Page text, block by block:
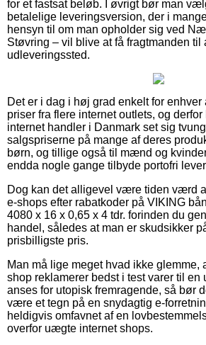
for et fastsat beløb. I øvrigt bør man
betalelige leveringsversion, der i
hensyn til om man opholder sig ved
Støvring – vil blive at få fragtmanden til
udleveringssted.
Det er i dag i høj grad enkelt for enhver
priser fra flere internet outlets, og derfor
internet handler i Danmark set sig
salgspriserne på mange af deres
børn, og tillige også til mænd og
endda nogle gange tilbyde portofri
Dog kan det alligevel være tiden værd
e-shops efter rabatkoder på VIKING
4080 x 16 x 0,65 x 4 tdr. forinden du
handel, således at man er skudsikker
prisbilligste pris.
Man må lige meget hvad ikke glemme,
shop reklamerer bedst i test varer til en
anses for utopisk fremragende, så bør
være et tegn på en snydagtig e-
heldigvis omfavnet af en
overfor uægte internet shops.